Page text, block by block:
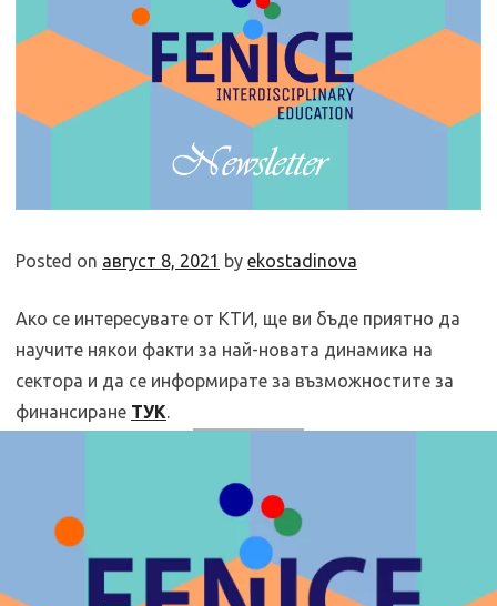
Posted on август 8, 2021 by ekostadinova
Ако се интересувате от КТИ, ще ви бъде приятно да
научите някои факти за най-новата динамика на
сектора и да се информирате за възможностите за
финансиране ТУК.